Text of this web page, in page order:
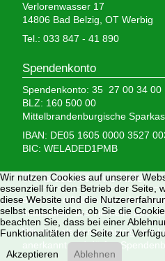
Verlorenwasser 17
14806 Bad Belzig, OT Werbig
Tel.: 033 847 - 41 890
Spendenkonto
Spendenkonto: 35 27 00 34 00
BLZ: 160 500 00
Mittelbrandenburgische
IBAN: DE05 1605 0000 3527
BIC: WELADED1PMB
Wir brauchen Ihre Hilfe,
denn wir erhalten keinerlei
finanzieren das Tierheim aus
Wir sind als gemeinnützig und
anerkannt und dürfen
Wir nutzen Cookies auf unserer
essenziell für den Betrieb der Seite,
diese Website und die
selbst entscheiden, ob Sie die
beachten Sie, dass bei einer
Funktionalitäten der Seite zur
Akzeptieren
Ablehnen